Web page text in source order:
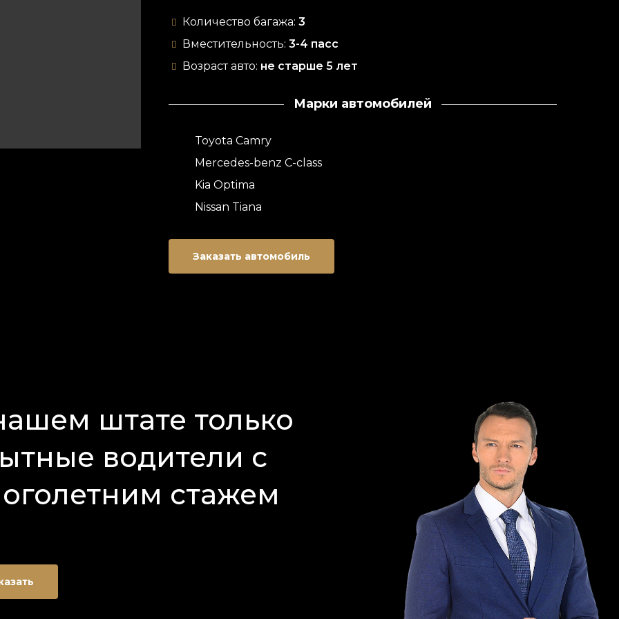
Количество багажа: 3
Вместительность: 3-4 пасс
Возраст авто: не старше 5 лет
Марки автомобилей
Toyota Camry
Mercedes-benz C-class
Kia Optima
Nissan Tiana
Заказать автомобиль
штате только
водители с
стажем